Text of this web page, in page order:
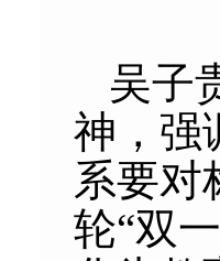
吴子
神，强
系要对
轮“双